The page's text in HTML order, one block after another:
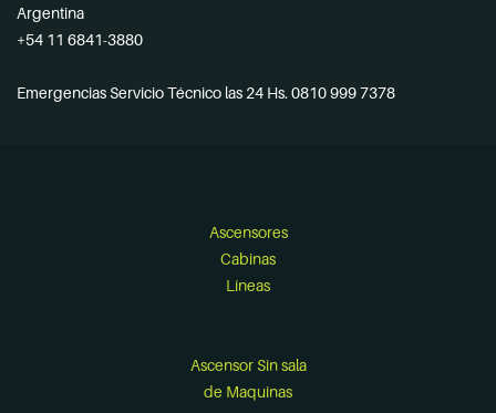
Argentina
+54 11 6841-3880
Emergencias Servicio Técnico las 24 Hs. 0810 999 7378
Ascensores
Cabinas
Líneas
Ascensor Sin sala
de Maquinas